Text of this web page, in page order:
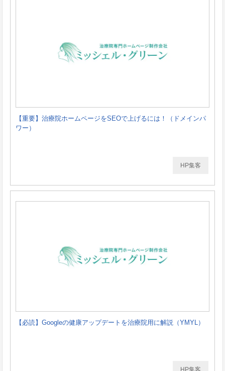
【重要】治療院ホームページをSEOで上げるには！（ドメインパ
ワー）
HP集客
【必読】Googleの健康アップデートを治療院用に解説（YMYL）
HP集客